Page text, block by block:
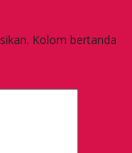
Kolom bertanda